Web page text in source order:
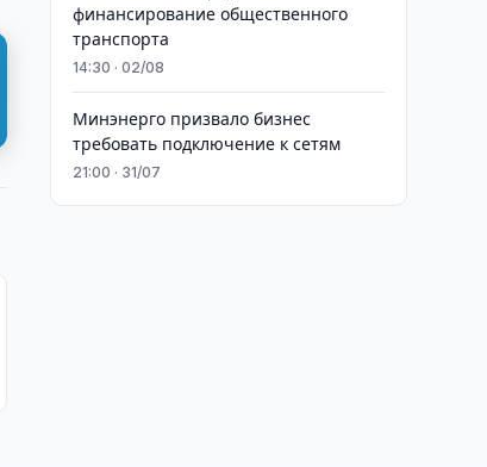
финансирование общественного
транспорта
14:30 · 02/08
Минэнерго призвало бизнес
требовать подключение к сетям
21:00 · 31/07